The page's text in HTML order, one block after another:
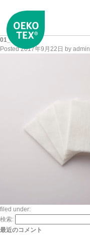
01_01
Posted2017年9月22日 by admin
filed under:
検索:
最近のコメント